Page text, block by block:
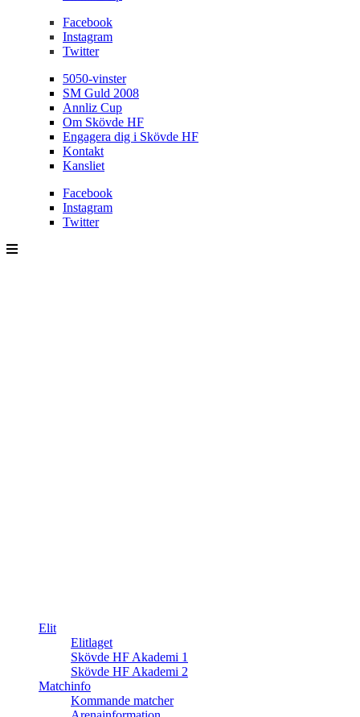
Facebook
Instagram
Twitter
5050-vinster
SM Guld 2008
Annliz Cup
Om Skövde HF
Engagera dig i Skövde HF
Kontakt
Kansliet
Facebook
Instagram
Twitter
Elit
Elitlaget
Skövde HF Akademi 1
Skövde HF Akademi 2
Matchinfo
Kommande matcher